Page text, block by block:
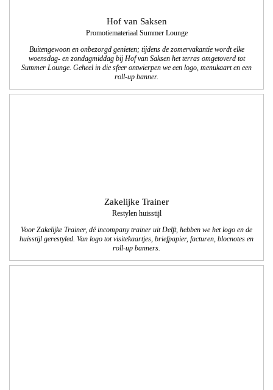
Hof van Saksen
Promotiemateriaal Summer Lounge
Buitengewoon en onbezorgd genieten; tijdens de zomervakantie wordt elke
woensdag- en zondagmiddag bij Hof van Saksen het terras omgetoverd tot
Summer Lounge. Geheel in die sfeer ontwierpen we een logo, menukaart en een
roll-up banner.
Zakelijke Trainer
Restylen huisstijl
Voor Zakelijke Trainer, dé incompany trainer uit Delft, hebben we het logo en de
huisstijl gerestyled. Van logo tot visitekaartjes, briefpapier, facturen, blocnotes en
roll-up banners.